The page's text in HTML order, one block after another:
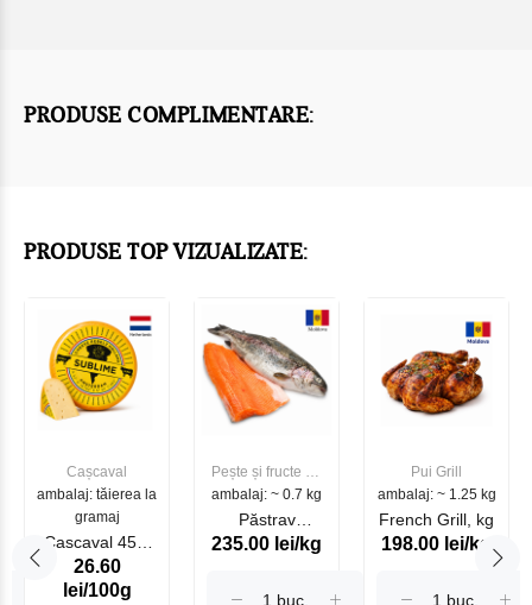
PRODUSE COMPLIMENTARE:
PRODUSE TOP VIZUALIZATE:
Cașcaval
ambalaj: tăierea la
gramaj
Cascaval 45%
Maasdam
Sublime Cow
26.60
lei/100g
Pește și fructe de
mare
ambalaj: ~ 0.7 kg
Păstrav
Somonat
235.00 lei/kg
Pui Grill
ambalaj: ~ 1.25 kg
French Grill, kg
198.00 lei/kg